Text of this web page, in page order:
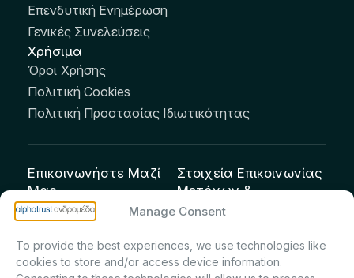
Manage Consent
To provide the best experiences, we use technologies like
cookies to store and/or access device information.
Επενδυτική Ενημέρωση
Γενικές Συνελεύσεις
Χρήσιμα
Όροι Χρήσης
Πολιτική Cookies
Πολιτική Προστασίας Ιδιωτικότητας
Επικοινωνήστε Μαζί
Μας
info@andromeda.eu
Οδός Αριστείδου 1,
Κηφισιά Τ.Κ. 14561
Στοιχεία Επικοινωνίας
Μετόχων &
Επενδυτών:
Πρίντσιου – Corporate
Secretary & Investor